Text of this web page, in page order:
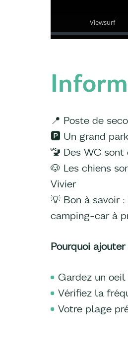
📍 Poste de
🅿️ Un grand
🚾 Des WC
🐶 Les chiens
Vivier
💡 Bon à savoir
camping-car à
Pourquoi
Gardez un
Vérifiez la
Votre plage